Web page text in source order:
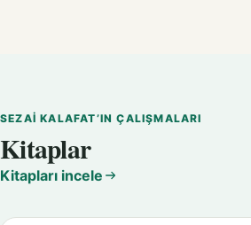
SEZAI KALAFAT’IN ÇALIŞMALARI
Kitaplar
Kitapları incele